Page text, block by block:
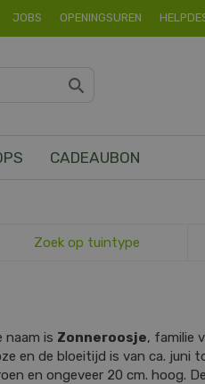
JOBS OPENINGSUREN
CADEAUBON
Zoek op tuintype
naam is Zonneroosje, familie
en de bloeitijd is van ca. juni
en ongeveer 20 cm. hoog.